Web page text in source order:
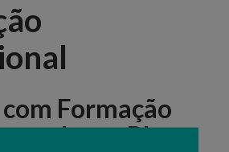
Formação
em PI,